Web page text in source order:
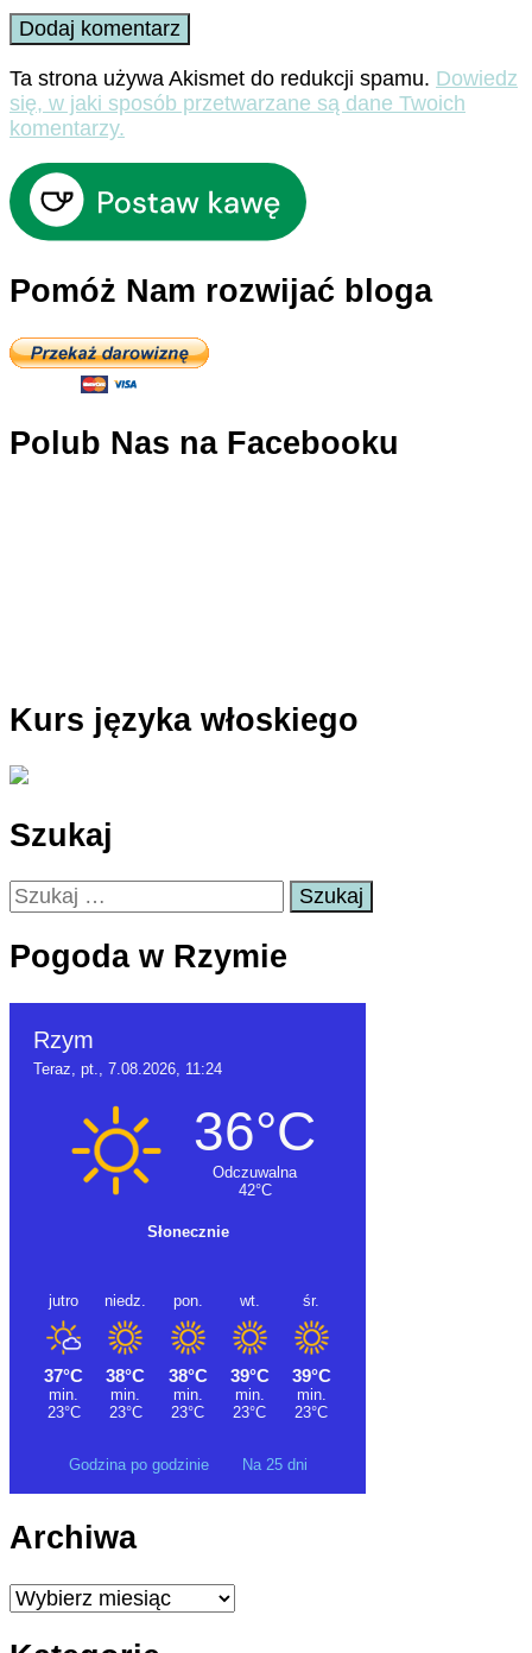
Ta strona używa Akismet do redukcji spamu. Dowiedz
się, w jaki sposób przetwarzane są dane Twoich
komentarzy.
Pomóż Nam rozwijać bloga
Polub Nas na Facebooku
Kurs języka włoskiego
Szukaj
Szukaj:
Pogoda w Rzymie
Godzina po godzinie Na 25 dni
Archiwa
Archiwa